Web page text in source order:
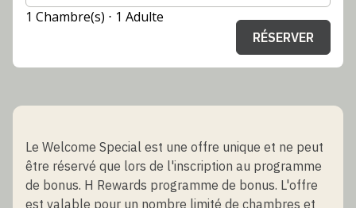
1 Chambre(s) ⋅ 1 Adulte
RÉSERVER
Le Welcome Special est une offre unique et ne peut
être réservé que lors de l'inscription au programme
de bonus. H Rewards programme de bonus. L'offre
est valable pour un nombre limité de chambres et